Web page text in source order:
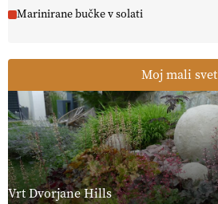
Marinirane bučke v solati
Moj mali svet
Vrt Dvorjane Hills